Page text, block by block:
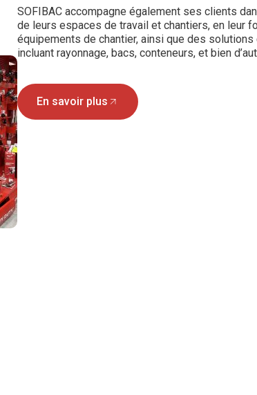
SOFIBAC accompagne également ses clients
de leurs espaces de travail et chantiers, en leur
équipements de chantier, ainsi que des
incluant rayonnage, bacs, conteneurs, et bien
En savoir plus